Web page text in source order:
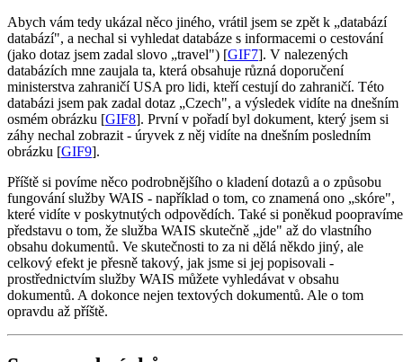
Abych vám tedy ukázal něco jiného, vrátil jsem se zpět k „databází
databází", a nechal si vyhledat databáze s informacemi o cestování
(jako dotaz jsem zadal slovo „travel") [GIF7]. V nalezených
databázích mne zaujala ta, která obsahuje různá doporučení
ministerstva zahraničí USA pro lidi, kteří cestují do zahraničí. Této
databázi jsem pak zadal dotaz „Czech", a výsledek vidíte na dnešním
osmém obrázku [GIF8]. První v pořadí byl dokument, který jsem si
záhy nechal zobrazit - úryvek z něj vidíte na dnešním posledním
obrázku [GIF9].
Příště si povíme něco podrobnějšího o kladení dotazů a o způsobu
fungování služby WAIS - například o tom, co znamená ono „skóre",
které vidíte v poskytnutých odpovědích. Také si poněkud poopravíme
představu o tom, že služba WAIS skutečně „jde" až do vlastního
obsahu dokumentů. Ve skutečnosti to za ni dělá někdo jiný, ale
celkový efekt je přesně takový, jak jsme si jej popisovali -
prostřednictvím služby WAIS můžete vyhledávat v obsahu
dokumentů. A dokonce nejen textových dokumentů. Ale o tom
opravdu až příště.